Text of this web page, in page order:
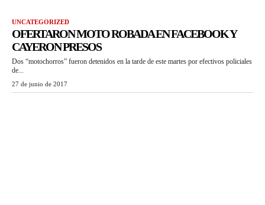
UNCATEGORIZED
OFERTARON MOTO ROBADA EN FACEBOOK Y
CAYERON PRESOS
Dos “motochorros” fueron detenidos en la tarde de este martes por efectivos policiales
de...
27 de junio de 2017